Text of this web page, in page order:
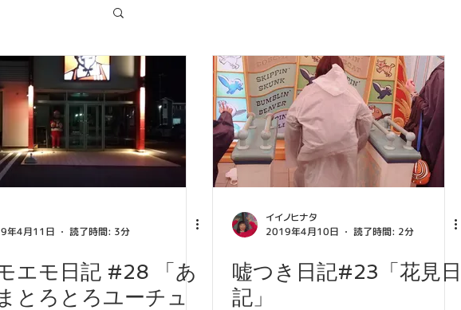
年4月11日
読了時間: 3分
エモ日記 #28 「あ
とろとろユーチュ
イイノヒナタ
2019年4月10日
読了時間: 2分
嘘つき日記#23「花見日
記」